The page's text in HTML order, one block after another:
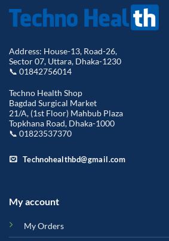
Address: House-13, Road-26,
Sector 07, Uttara, Dhaka-1230
📞 01842756014
Techno Health Shop
Bagdad Surgical Market
21/A, (1st Floor) Mahbub Plaza
Topkhana Road, Dhaka-1000
📞 01823537370
Technohealthbd@gmail.com
My account
My Orders